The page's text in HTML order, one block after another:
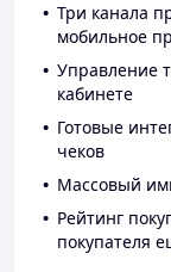
Три канала
мобильное
Управление
кабинете
Готовые
чеков
Массовый
Рейтинг
покупателя